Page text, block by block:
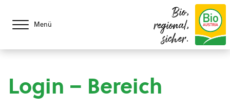
Menü
Bio,
regional,
sicher.
Login – Bereich